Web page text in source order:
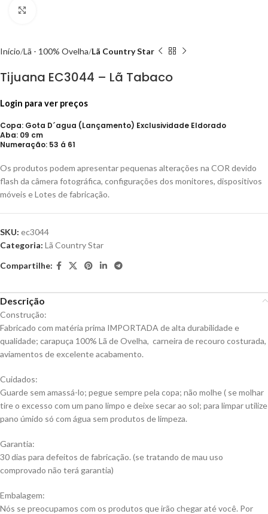
Início Lã - 100% Ovelha Lã Country Star
Tijuana EC3044 – Lã Tabaco
Login para ver preços
Copa: Gota D´agua (Lançamento) Exclusividade Eldorado
Aba: 09 cm
Numeração: 53 á 61
Os produtos podem apresentar pequenas alterações na COR devido
flash da câmera fotográfica, configurações dos monitores, dispositivos
móveis e Lotes de fabricação.
SKU: ec3044
Categoria: Lã Country Star
Compartilhe:
Descrição
Construção:
Fabricado com matéria prima IMPORTADA de alta durabilidade e
qualidade; carapuça 100% Lã de Ovelha, carneira de recouro costurada,
aviamentos de excelente acabamento.
Cuidados:
Guarde sem amassá-lo; pegue sempre pela copa; não molhe ( se molhar
tire o excesso com um pano limpo e deixe secar ao sol; para limpar utilize
pano úmido só com água sem produtos de limpeza.
Garantia:
30 dias para defeitos de fabricação. (se tratando de mau uso
comprovado não terá garantia)
Embalagem:
Nós se preocupamos com os produtos que irão chegar até você. Por